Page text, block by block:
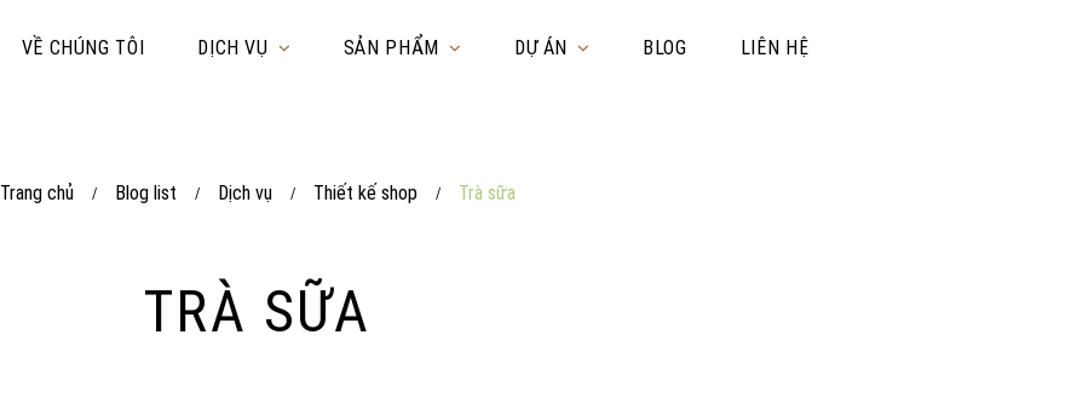
VỀ CHÚNG TÔI DỊCH VỤ SẢN PHẨM DỰ ÁN BLOG LIÊN HỆ
Trang chủ / Blog list / Dịch vụ / Thiết kế shop / Trà sữa
TRÀ SỮA